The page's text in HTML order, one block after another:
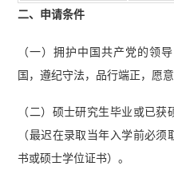
二、申请条件
（一）拥护中国共产党的领
国，遵纪守法，品行端正，愿
（二）硕士研究生毕业或已
（最迟在录取当年入学前必
书或硕士学位证书）。